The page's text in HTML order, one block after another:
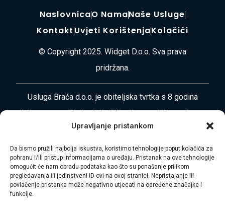
Upravljanje pristankom
Da bismo pružili najbolja iskustva, koristimo tehnologije poput kolačića za
pohranu i/ili pristup informacijama o uređaju. Pristanak na ove tehnologije
omogućit će nam obradu podataka kao što su ponašanje prilikom
pregledavanja ili jedinstveni ID-ovi na ovoj stranici. Nepristajanje ili
povlačenje pristanka može negativno utjecati na određene značajke i
funkcije.
NaslovnicaO NamaNaše Usluge
KontaktUvjeti KorištenjaKolačići
© Copyright 2025. Widget D.o.o. Sva prava
pridržana.
Usluga Braća d.o.o. je obiteljska tvrtka s 8 godina
iskustva u pružanju cjelovitih usluga selidbe, odvoza
otpada, čišćenja i uređenja okoliša diljem
Primorsko-goranske županije i Istre. Naša misija je
vaša bezbrižnost i zadovoljstvo.
Adresa:Plase 45, 51000 RIJEKA